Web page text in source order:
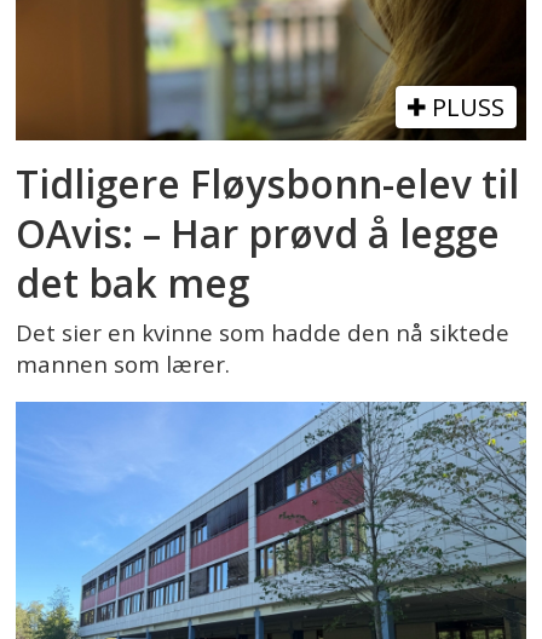
PLUSS
Tidligere Fløysbonn-elev til
OAvis: – Har prøvd å legge
det bak meg
Det sier en kvinne som hadde den nå siktede
mannen som lærer.